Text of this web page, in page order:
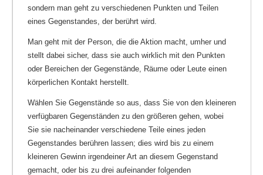
sondern man geht zu verschiedenen Punkten und Teilen
eines Gegenstandes, der berührt wird.
Man geht mit der Person, die die Aktion macht, umher und
stellt dabei sicher, dass sie auch wirklich mit den Punkten
oder Bereichen der Gegenstände, Räume oder Leute einen
körperlichen Kontakt herstellt.
Wählen Sie Gegenstände so aus, dass Sie von den kleineren
verfügbaren Gegenständen zu den größeren gehen, wobei
Sie sie nacheinander verschiedene Teile eines jeden
Gegenstandes berühren lassen; dies wird bis zu einem
kleineren Gewinn irgendeiner Art an diesem Gegenstand
gemacht, oder bis zu drei aufeinander folgenden